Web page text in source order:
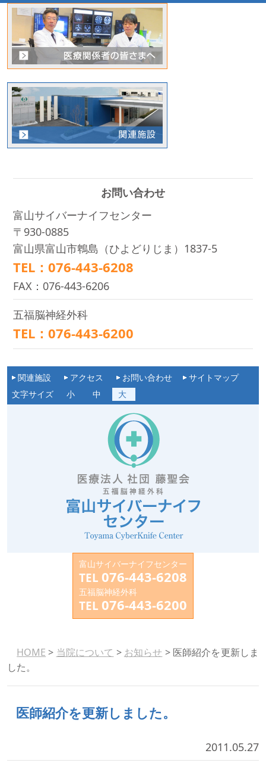
関連施設 アクセス お問い合わせ
サイトマップ
文字サイズ
小 中 大
富山サイバーナイフセンター
TEL 076-443-6208
五福脳神経外科
TEL 076-443-6200
お問い合わせ
富山サイバーナイフセンター
〒930-0885
富山県富山市鵯島（ひよどりじま）1837-5
TEL：076-443-6208
FAX：076-443-6206
五福脳神経外科
TEL：076-443-6200
HOME > 当院について > お知らせ > 医師紹介を更新しま
した。
医師紹介を更新しました。
2011.05.27